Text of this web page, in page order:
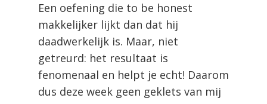
Een oefening die to be honest
makkelijker lijkt dan dat hij
daadwerkelijk is. Maar, niet
getreurd: het resultaat is
fenomenaal en helpt je echt! Daarom
dus deze week geen geklets van mij